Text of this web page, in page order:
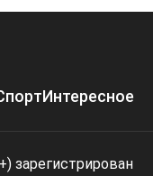
Интересное
зарегистрирован